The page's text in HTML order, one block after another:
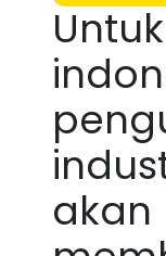
akan